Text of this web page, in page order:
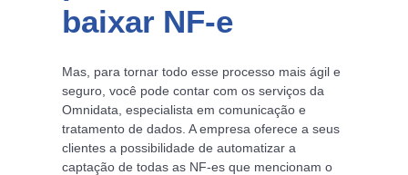
baixar NF-e
Mas, para tornar todo esse processo mais ágil e
seguro, você pode contar com os serviços da
Omnidata, especialista em comunicação e
tratamento de dados. A empresa oferece a seus
clientes a possibilidade de automatizar a
captação de todas as NF-es que mencionam o